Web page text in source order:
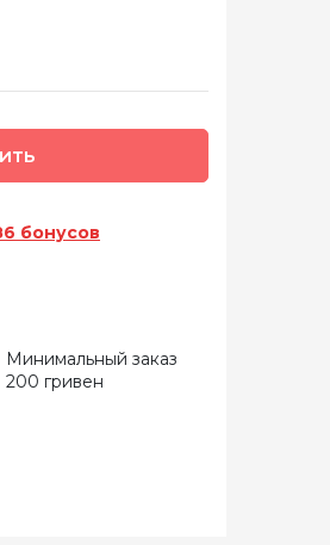
бонусов
Минимальный заказ
200 гривен